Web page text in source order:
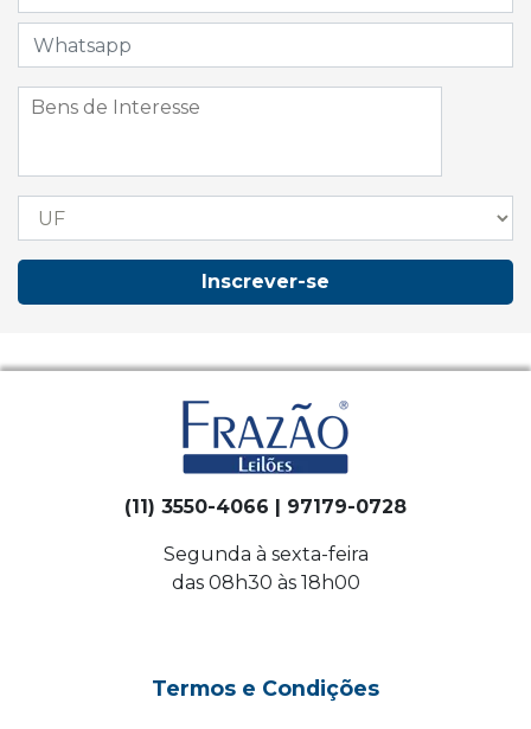
Inscrever-se
(11) 3550-4066 | 97179-0728
Segunda à sexta-feira
das 08h30 às 18h00
Termos e Condições